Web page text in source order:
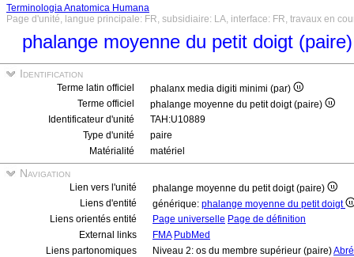
Terminologia Anatomica Humana
Page d'unité, langue principale: FR, subsidiaire: LA, interface: FR, travaux en
phalange moyenne du petit doigt
Identification
Terme latin officiel
phalanx media digiti minimi (par)
Terme officiel
phalange moyenne du petit doigt (paire)
Identificateur d'unité
TAH:U10889
Type d'unité
paire
Matérialité
matériel
Navigation
Lien vers l'unité
phalange moyenne du petit doigt (paire)
Liens d'entité
générique: phalange moyenne du petit doigt
Liens orientés entité
Page universelle Page de définition
External links
FMA PubMed
Liens partonomiques
Niveau 2: os du membre supérieur (paire)